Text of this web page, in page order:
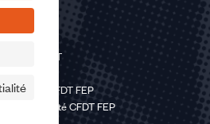
©2026 CFDT
légales CFDT FEP
confidentialité CFDT FEP